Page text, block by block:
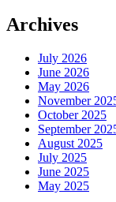
Archives
July 2026
June 2026
May 2026
November
October 2025
September
August 2025
July 2025
June 2025
May 2025